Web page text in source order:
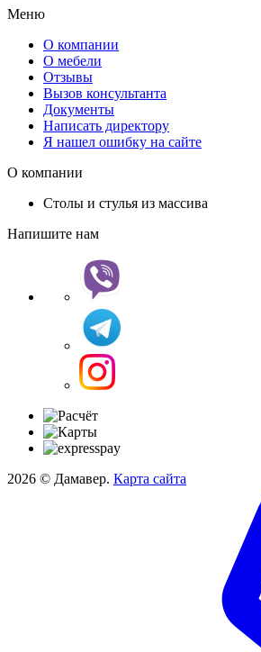
Меню
О компании
О мебели
Отзывы
Вызов консультанта
Документы
Написать директору
Я нашел ошибку на сайте
О компании
Столы и стулья из массива
Напишите нам
2026 © Дамавер. Карта сайта